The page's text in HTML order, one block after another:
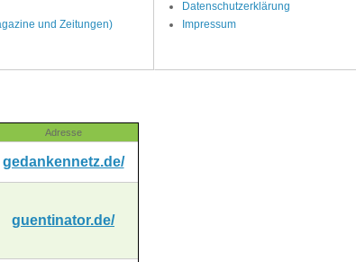
und Zeitungen)
Datenschutzerklärung
Impressum
Adresse
gedankennetz.de/
guentinator.de/